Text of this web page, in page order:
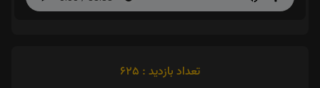
تعداد بازدید : 625